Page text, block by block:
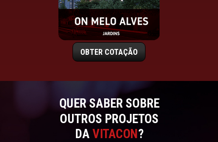
QUER SABER SOBRE
OUTROS PROJETOS
DA VITACON ?
OBTER COTAÇÃO